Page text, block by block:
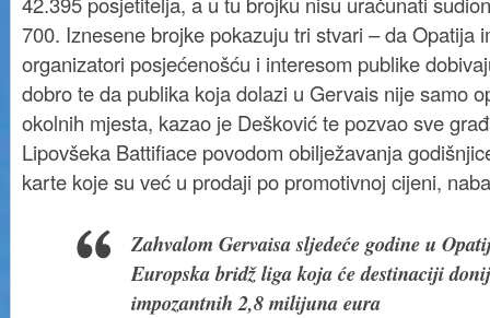
700. Iznesene brojke pokazuju tri stvari – da Opatija
organizatori posjećenošću i interesom publike
dobro te da publika koja dolazi u Gervais nije samo
okolnih mjesta, kazao je Dešković te pozvao sve
Lipovšeka Battifiace povodom obilježavanja
karte koje su već u prodaji po promotivnoj cijeni,
Zahvalom Gervaisa sljedeće godine u
Europska bridž liga koja će destinaciji
impozantnih 2,8 milijuna eura